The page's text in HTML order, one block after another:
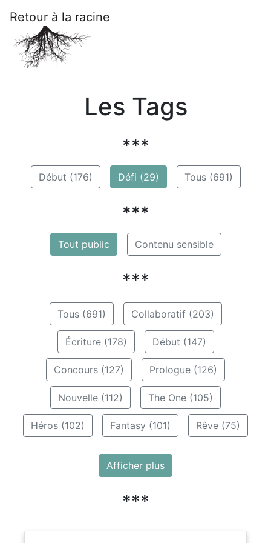
Retour à la racine
Les Tags
***
Début (176) Défi (29) Tous (691)
***
Tout public Contenu sensible
***
Tous (691) Collaboratif (203)
Écriture (178) Début (147)
Concours (127) Prologue (126)
Nouvelle (112) The One (105)
Héros (102) Fantasy (101) Rêve (75)
Afficher plus
***